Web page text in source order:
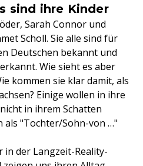
sind ihre Kinder
Sarah Connor und
Scholl. Sie alle sind für
Deutschen bekannt und
Wie sieht es aber
kommen sie klar damit, als
Einige wollen in ihre
in ihrem Schatten
als "Tochter/Sohn-von …"
der Langzeit-Reality-